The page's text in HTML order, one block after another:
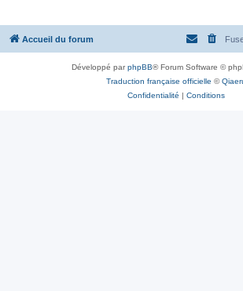
Accueil du forum
Développé parphpBB® Forum Software ©
Traduction française officielle ©
Confidentialité | Conditions